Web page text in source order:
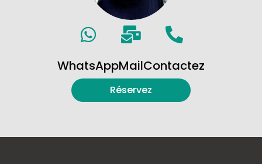
WhatsAppMailContactez
Réservez